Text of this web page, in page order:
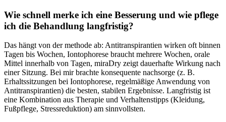
Wie schnell merke ich eine Besserung und wie pflege
ich die Behandlung langfristig?
Das ⁤hängt von der methode ab: Antitranspirantien wirken oft binnen
Tagen​ bis Wochen, Iontophorese braucht mehrere Wochen, orale
Mittel innerhalb von ​Tagen, miraDry zeigt ‌dauerhafte Wirkung nach
einer Sitzung. Bei mir brachte konsequente nachsorge (z. B.
Erhaltssitzungen⁤ bei Iontophorese, regelmäßige Anwendung von
Antitranspirantien) die besten, stabilen Ergebnisse. Langfristig ist
eine Kombination aus Therapie und ⁤Verhaltenstipps (Kleidung,
Fußpflege, ⁤Stressreduktion) am⁤ sinnvollsten.